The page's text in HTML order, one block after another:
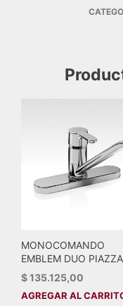
MONOCOMANDO
EMBLEM DUO PIAZZA
$135.125,00
AGREGAR AL